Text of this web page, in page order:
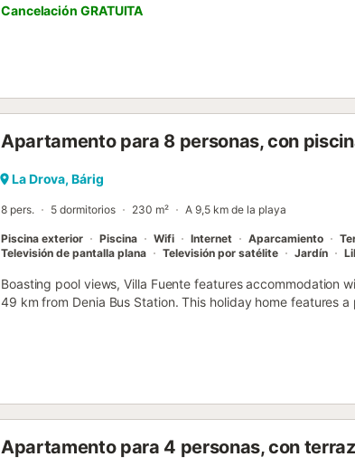
Cancelación GRATUITA
Apartamento para 8 personas, con
La Drova, Bárig
8 pers. 5 dormitorios 230 m² A 9,5 km de la playa
Piscina exterior Piscina Wifi Internet Aparcamiento
Televisión de pantalla plana
Televisión por satélite Jardín
Boasting pool views, Villa Fuente features accommodation
49 km from Denia Bus Station. This holiday home features
Apartamento para 4 personas, con